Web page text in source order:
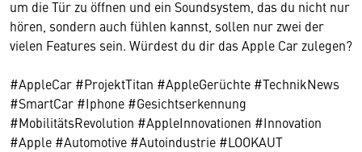
um die Tür zu öffnen und ein Soundsystem, das du nicht nur
hören, sondern auch fühlen kannst, sollen nur zwei der
vielen Features sein. Würdest du dir das Apple Car zulegen?
#AppleCar #ProjektTitan #AppleGerüchte #TechnikNews
#SmartCar #Iphone #Gesichtserkennung
#MobilitätsRevolution #AppleInnovationen #Innovation
#Apple #Automotive #Autoindustrie #LOOKAUT